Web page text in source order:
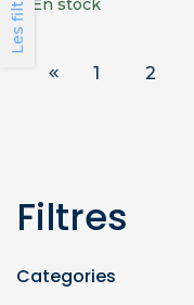
Filtres
Categories
En stock
1 2